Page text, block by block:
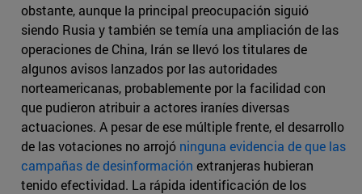
obstante, aunque la principal preocupación siguió
siendo Rusia y también se temía una ampliación de las
operaciones de China, Irán se llevó los titulares de
algunos avisos lanzados por las autoridades
norteamericanas, probablemente por la facilidad con
que pudieron atribuir a actores iraníes diversas
actuaciones. A pesar de ese múltiple frente, el desarrollo
de las votaciones no arrojó ninguna evidencia de que las
campañas de desinformación extranjeras hubieran
tenido efectividad. La rápida identificación de los